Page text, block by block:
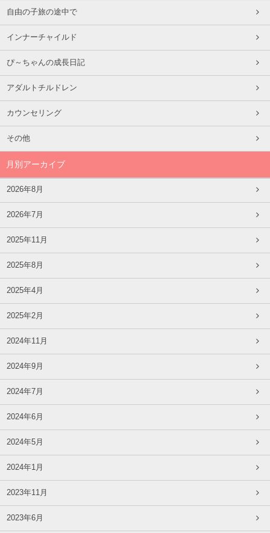
自由の子旅の途中で
インナーチャイルド
ぴ～ちゃんの成長日記
アダルトチルドレン
カウンセリング
その他
月別アーカイブ
2026年8月
2026年7月
2025年11月
2025年8月
2025年4月
2025年2月
2024年11月
2024年9月
2024年7月
2024年6月
2024年5月
2024年1月
2023年11月
2023年6月